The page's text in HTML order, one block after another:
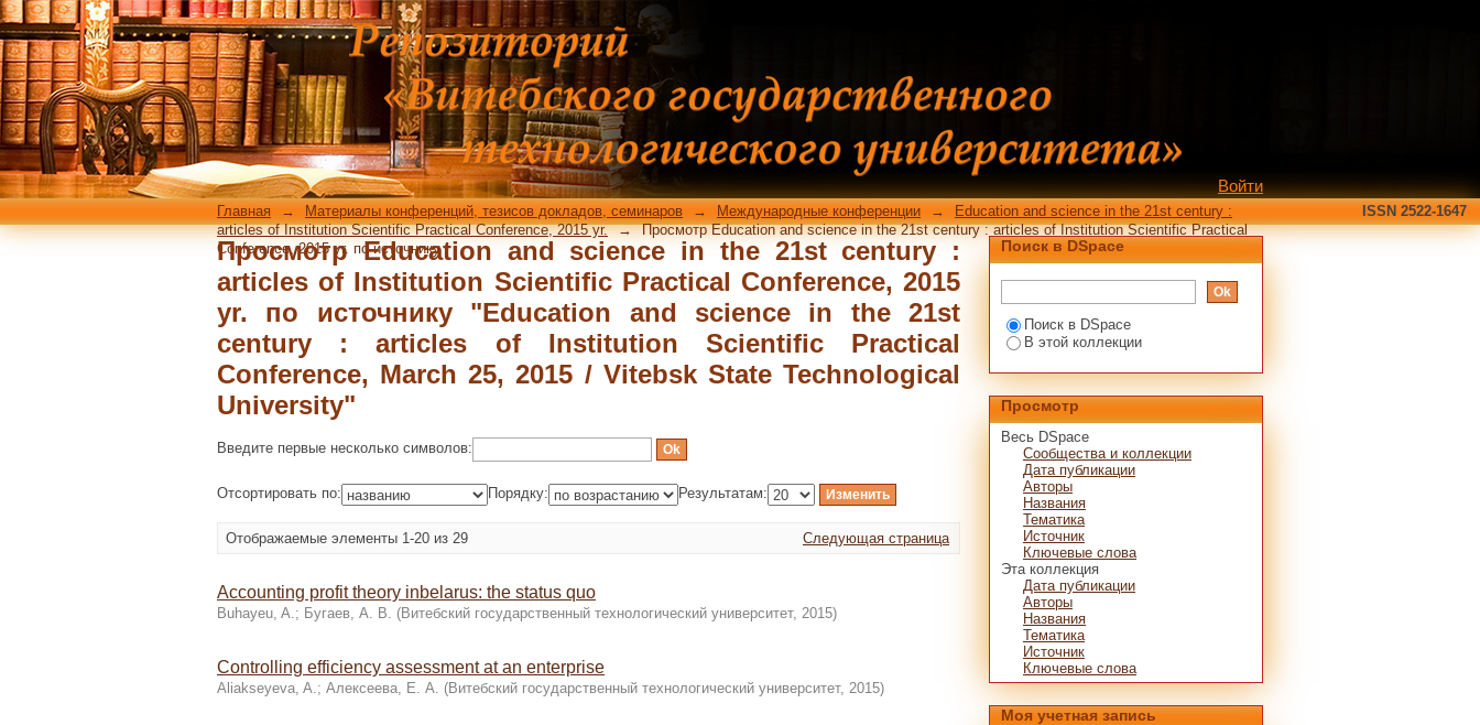
Просмотр Education and science in the 21st century : articles of Institution
Scientific Practical Conference, 2015 yr. по источнику "Education and science in
the 21st century : articles of Institution Scientific Practical Conference, March 25,
2015 / Vitebsk State Technological University"
Войти
Главная → Материалы конференций, тезисов докладов, семинаров → Международные конференции →
Education and science in the 21st century :
articles of Institution Scientific Practical Conference, 2015 yr. → Просмотр Education and science in the 21st century : articles of Institution Scientific Practical
Conference, 2015 yr. по источнику
ISSN 2522-1647
Просмотр Education and science in the 21st century :
articles of Institution Scientific Practical Conference, 2015
yr. по источнику "Education and science in the 21st
century : articles of Institution Scientific Practical
Conference, March 25, 2015 / Vitebsk State Technological
University"
Введите первые несколько символов:
Отсортировать по: Порядку: Результатам:
Отображаемые элементы 1-20 из 29 Следующая страница
Accounting profit theory inbelarus: the status quo
Buhayeu, A.; Бугаев, А. В. (Витебский государственный технологический университет, 2015)
Controlling efficiency assessment at an enterprise
Aliakseyeva, A.; Алексеева, Е. А. (Витебский государственный технологический университет, 2015)
Поиск в DSpace
Поиск в DSpace
В этой коллекции
Просмотр
Весь DSpace
Сообщества и коллекции
Дата публикации
Авторы
Названия
Тематика
Источник
Ключевые слова
Эта коллекция
Дата публикации
Авторы
Названия
Тематика
Источник
Ключевые слова
Моя учетная запись